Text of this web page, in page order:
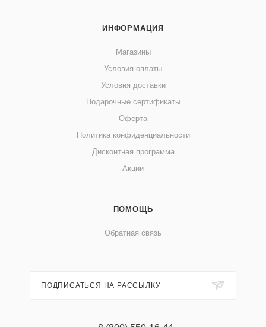
ИНФОРМАЦИЯ
Магазины
Условия оплаты
Условия доставки
Подарочные сертификаты
Оферта
Политика конфиденциальности
Дисконтная программа
Акции
ПОМОЩЬ
Обратная связь
ПОДПИСАТЬСЯ НА РАССЫЛКУ